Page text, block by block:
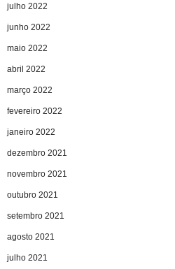
julho 2022
junho 2022
maio 2022
abril 2022
março 2022
fevereiro 2022
janeiro 2022
dezembro 2021
novembro 2021
outubro 2021
setembro 2021
agosto 2021
julho 2021